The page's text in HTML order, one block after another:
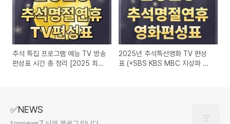
추석 특집 프로그램 예능 TV 방송
편성표 시간 총 정리 [2025 최
2025년 추석특선영화 TV 편성
표 (+SBS KBS MBC 지상파 케
✅NEWS